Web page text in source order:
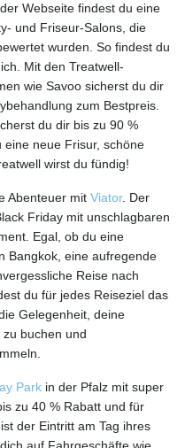
Webseite findest du eine
und Friseur-Salons, die
wurden. So findest du
Mit den Treatwell-
wie Savoo sicherst du dir
zum Bestpreis.
du dir bis zu 90 %
eine neue Frisur, schöne
wirst du fündig!
Abenteuer mit Viator. Der
Friday mit unschlagbaren
Egal, ob du eine
Bangkok, eine aufregende
Reise nach
du für jedes Reiseziel das
Gelegenheit, deine
buchen und
Park in der Pfalz mit super
zu 40 % Rabatt und für
der Eintritt am Tag ihres